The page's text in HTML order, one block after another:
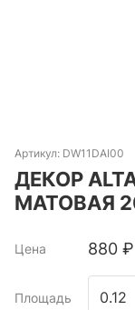
Артикул: DW11DAI00
ДЕКОР
МАТОВАЯ
Цена 880 ₽
Площадь